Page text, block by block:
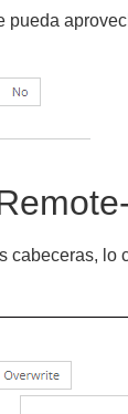
pueda
cabeceras,